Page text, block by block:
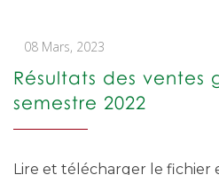
08 Mars, 2023
Résultats des ventes
semestre 2022
Lire et télécharger le fichier